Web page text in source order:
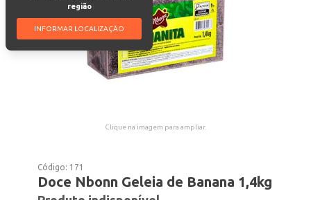
região
INFORMAR LOCALIZAÇÃO
Clique na imagem para ampliar.
Código: 171
Doce Nbonn Geleia de Banana 1,4kg